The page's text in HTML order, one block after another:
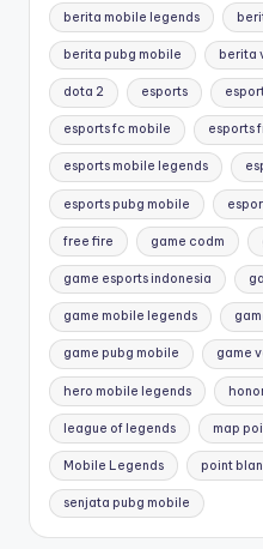
berita mobile legends
berita pubg mobile berita
dota 2 esports
esports fc mobile esports
esports mobile legends
esports pubg mobile
free fire game codm
game esports indonesia
game mobile legends
game pubg mobile game
hero mobile legends
league of legends map
Mobile Legends point
senjata pubg mobile